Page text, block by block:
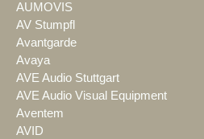
AUMOVIS
AV Stumpfl
Avantgarde
Avaya
AVE Audio Stuttgart
AVE Audio Visual Equipment
Aventem
AVID